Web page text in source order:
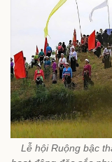
Lễ hội Ruộng bậc